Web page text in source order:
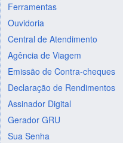
Ferramentas
Ouvidoria
Central de Atendimento
Agência de Viagem
Emissão de Contra-cheques
Declaração de Rendimentos
Assinador Digital
Gerador GRU
Sua Senha